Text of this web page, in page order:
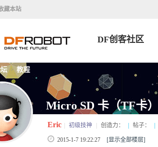
藏本站
DF创客社区
> 教程
Micro SD 卡（TF卡
Eric 初级技神 创造力： 帖子：
2015-1-7 19:22:27 [显示全部楼层]